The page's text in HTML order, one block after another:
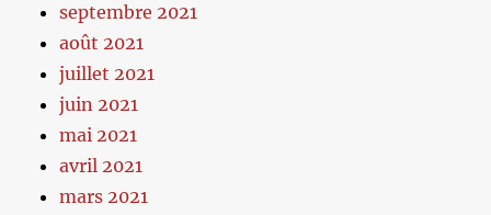
septembre 2021
août 2021
juillet 2021
juin 2021
mai 2021
avril 2021
mars 2021